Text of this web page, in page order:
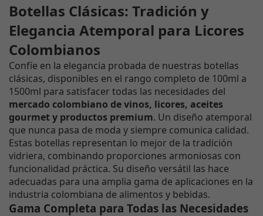
Botellas Clásicas: Tradición y
Elegancia Atemporal para Licores
Colombianos
Confíe en la elegancia probada de nuestras botellas
clásicas, disponibles en el rango completo de 100ml a
1500ml para satisfacer todas las necesidades del
mercado colombiano de vinos, licores, aceites
gourmet y productos premium. Un diseño atemporal
que nunca pasa de moda y siempre comunica calidad.
Estas botellas representan lo mejor de la tradición
vidriera, combinando proporciones armoniosas con
funcionalidad práctica. Su diseño versátil las hace
adecuadas para una amplia gama de aplicaciones en la
industria colombiana de alimentos y bebidas.
Gama Completa para Todas las Necesidades